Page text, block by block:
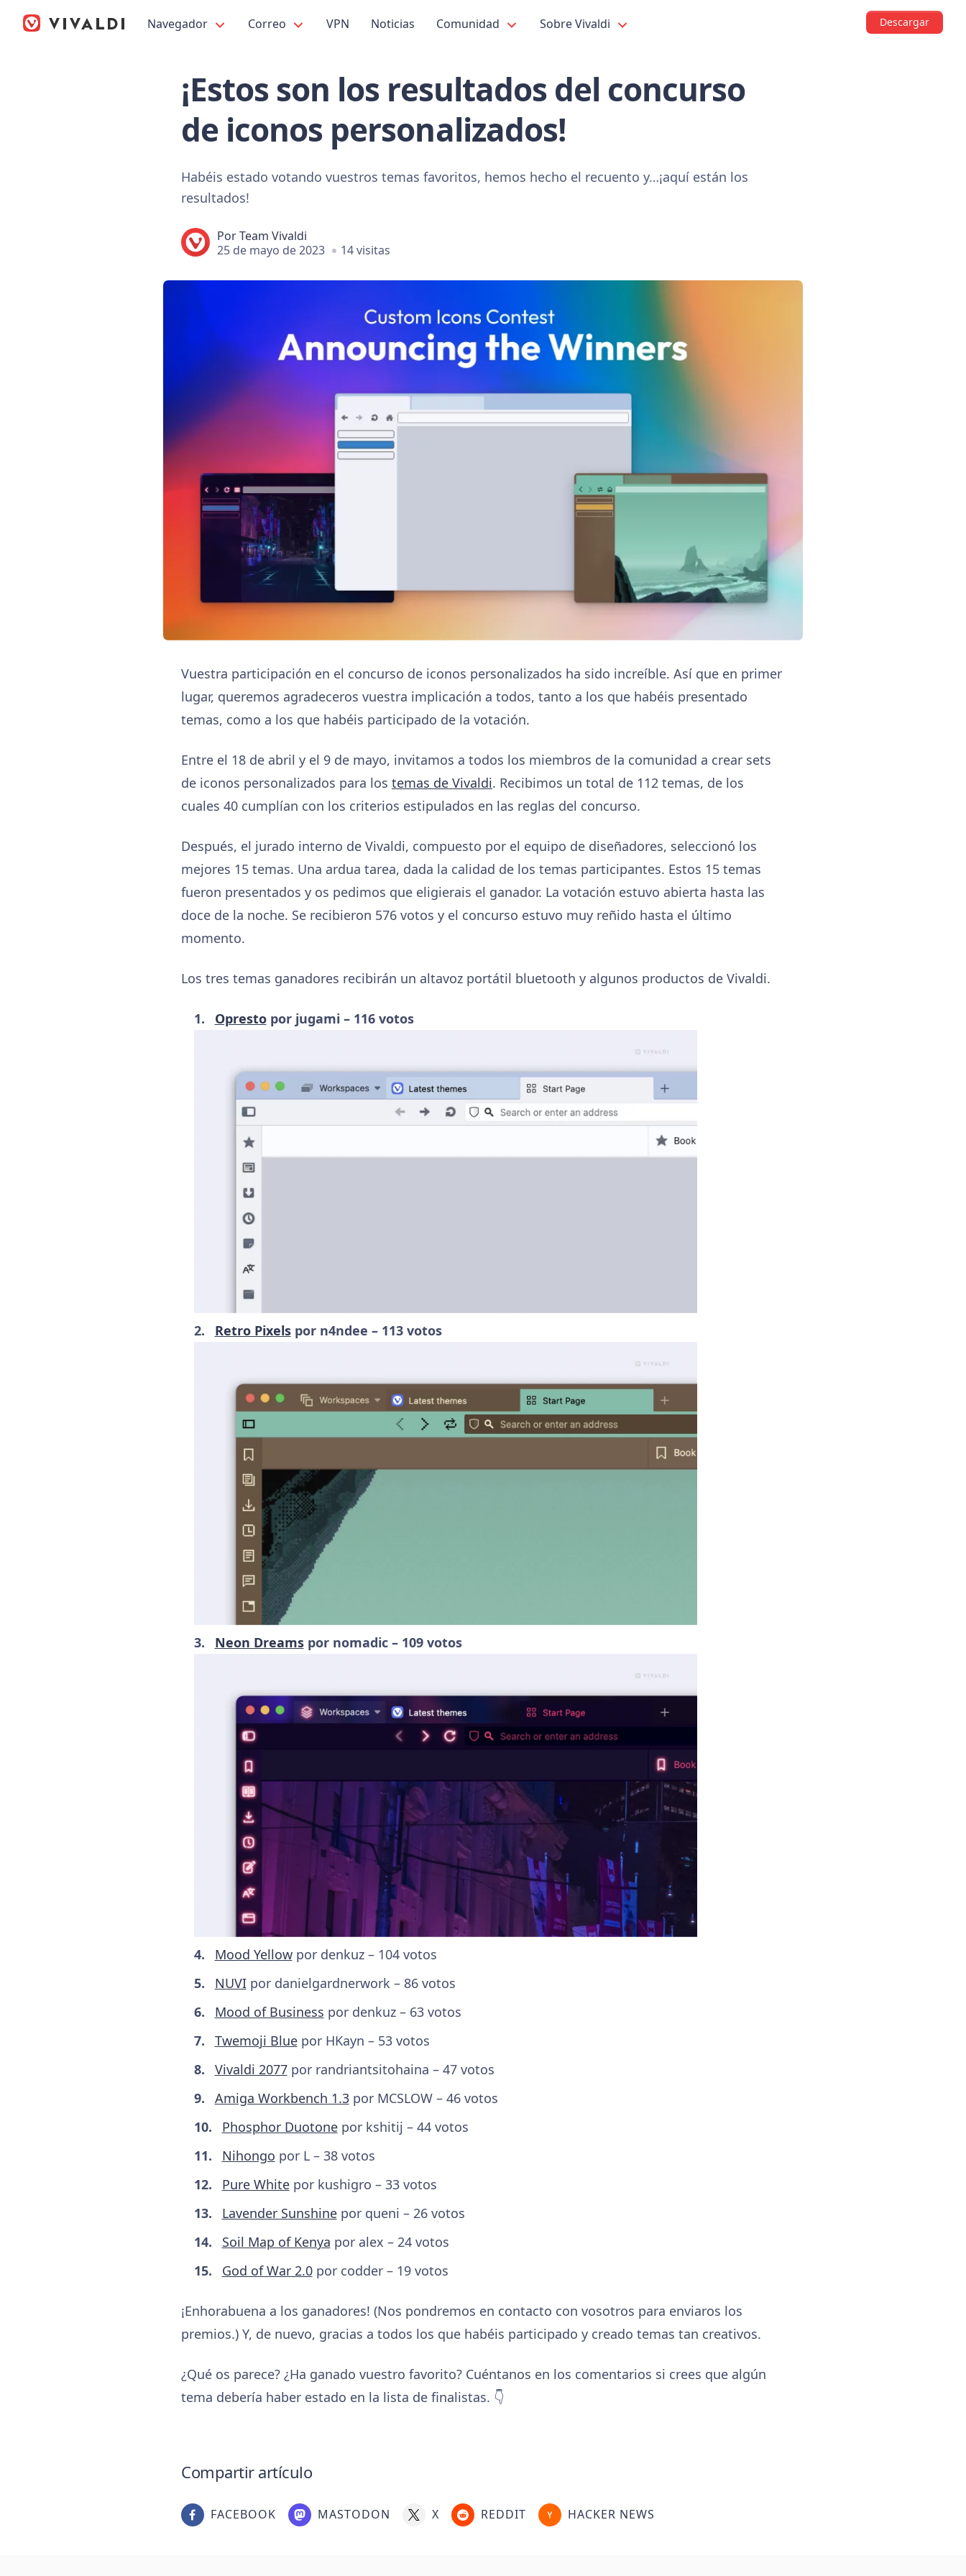
Navegador Correo VPN Noticias Comunidad Sobre Vivaldi Descargar
¡Estos son los resultados del concurso
de iconos personalizados!
Habéis estado votando vuestros temas favoritos, hemos hecho el recuento y…¡aquí están los
resultados!
PorTeam Vivaldi
25 de mayo de 2023
14 visitas
Vuestra participación en el concurso de iconos personalizados ha sido increíble. Así que en primer
lugar, queremos agradeceros vuestra implicación a todos, tanto a los que habéis presentado
temas, como a los que habéis participado de la votación.
Entre el 18 de abril y el 9 de mayo, invitamos a todos los miembros de la comunidad a crear sets
de iconos personalizados para los temas de Vivaldi. Recibimos un total de 112 temas, de los
cuales 40 cumplían con los criterios estipulados en las reglas del concurso.
Después, el jurado interno de Vivaldi, compuesto por el equipo de diseñadores, seleccionó los
mejores 15 temas. Una ardua tarea, dada la calidad de los temas participantes. Estos 15 temas
fueron presentados y os pedimos que eligierais el ganador. La votación estuvo abierta hasta las
doce de la noche. Se recibieron 576 votos y el concurso estuvo muy reñido hasta el último
momento.
Los tres temas ganadores recibirán un altavoz portátil bluetooth y algunos productos de Vivaldi.
Oprestopor jugami – 116 votos
Retro Pixelspor n4ndee – 113 votos
Neon Dreamspor nomadic – 109 votos
Mood Yellowpor denkuz – 104 votos
NUVIpor danielgardnerwork – 86 votos
Mood of Business por denkuz – 63 votos
Twemoji Bluepor HKayn – 53 votos
Vivaldi 2077por randriantsitohaina – 47 votos
Amiga Workbench 1.3por MCSLOW – 46 votos
Phosphor Duotonepor kshitij – 44 votos
Nihongo por L – 38 votos
Pure Whitepor kushigro – 33 votos
Lavender Sunshinepor queni – 26 votos
Soil Map of Kenya por alex – 24 votos
God of War 2.0por codder – 19 votos
¡Enhorabuena a los ganadores! (Nos pondremos en contacto con vosotros para enviaros los
premios.) Y, de nuevo, gracias a todos los que habéis participado y creado temas tan creativos.
¿Qué os parece? ¿Ha ganado vuestro favorito? Cuéntanos en los comentarios si crees que algún
tema debería haber estado en la lista de finalistas. 👇
Compartir artículo
FACEBOOK MASTODON X REDDIT HACKER NEWS